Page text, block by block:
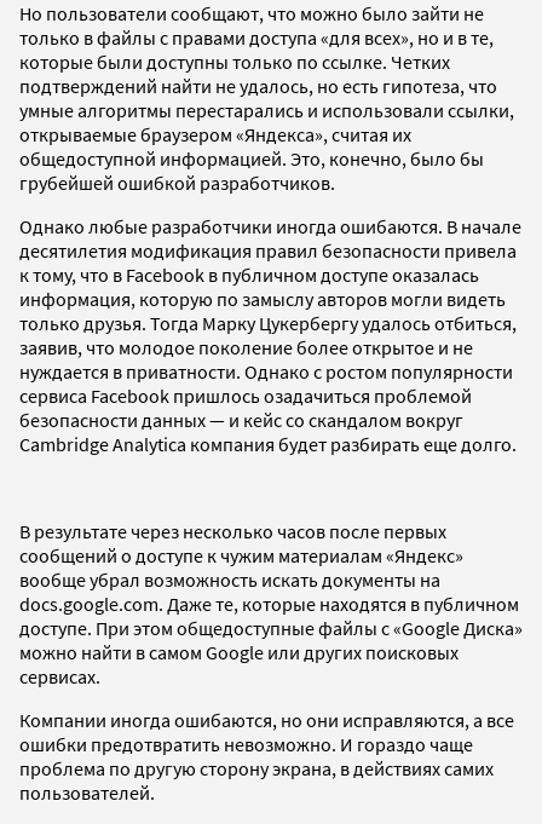
Но пользователи сообщают, что можно было зайти не
только в файлы с правами доступа «для всех», но и в те,
которые были доступны только по ссылке. Четких
подтверждений найти не удалось, но есть гипотеза, что
умные алгоритмы перестарались и использовали ссылки,
открываемые браузером «Яндекса», считая их
общедоступной информацией. Это, конечно, было бы
грубейшей ошибкой разработчиков.
Однако любые разработчики иногда ошибаются. В начале
десятилетия модификация правил безопасности привела
к тому, что в Facebook в публичном доступе оказалась
информация, которую по замыслу авторов могли видеть
только друзья. Тогда Марку Цукербергу удалось отбиться,
заявив, что молодое поколение более открытое и не
нуждается в приватности. Однако с ростом популярности
сервиса Facebook пришлось озадачиться проблемой
безопасности данных — и кейс со скандалом вокруг
Cambridge Analytica компания будет разбирать еще долго.
В результате через несколько часов после первых
сообщений о доступе к чужим материалам «Яндекс»
вообще убрал возможность искать документы на
docs.google.com. Даже те, которые находятся в публичном
доступе. При этом общедоступные файлы с «Google Диска»
можно найти в самом Google или других поисковых
сервисах.
Компании иногда ошибаются, но они исправляются, а все
ошибки предотвратить невозможно. И гораздо чаще
проблема по другую сторону экрана, в действиях самих
пользователей.